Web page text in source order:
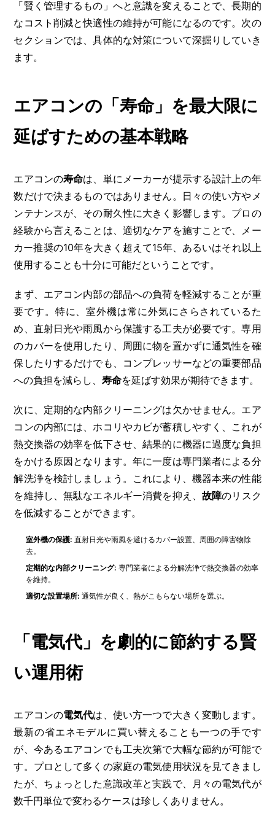
「賢く管理するもの」へと意識を変えることで、長期的
なコスト削減と快適性の維持が可能になるのです。次の
セクションでは、具体的な対策について深掘りしていき
ます。
エアコンの「寿命」を最大限に
延ばすための基本戦略
エアコンの寿命は、単にメーカーが提示する設計上の年
数だけで決まるものではありません。日々の使い方やメ
ンテナンスが、その耐久性に大きく影響します。プロの
経験から言えることは、適切なケアを施すことで、メー
カー推奨の10年を大きく超えて15年、あるいはそれ以上
使用することも十分に可能だということです。
まず、エアコン内部の部品への負荷を軽減することが重
要です。特に、室外機は常に外気にさらされているた
め、直射日光や雨風から保護する工夫が必要です。専用
のカバーを使用したり、周囲に物を置かずに通気性を確
保したりするだけでも、コンプレッサーなどの重要部品
への負担を減らし、寿命を延ばす効果が期待できます。
次に、定期的な内部クリーニングは欠かせません。エア
コンの内部には、ホコリやカビが蓄積しやすく、これが
熱交換器の効率を低下させ、結果的に機器に過度な負担
をかける原因となります。年に一度は専門業者による分
解洗浄を検討しましょう。これにより、機器本来の性能
を維持し、無駄なエネルギー消費を抑え、 故障のリスク
を低減することができます。
室外機の保護: 直射日光や雨風を避けるカバー設置、周囲の障害物除
去。
定期的な内部クリーニング: 専門業者による分解洗浄で熱交換器の効率
を維持。
適切な設置場所: 通気性が良く、熱がこもらない場所を選ぶ。
「電気代」を劇的に節約する賢
い運用術
エアコンの電気代は、使い方一つで大きく変動します。
最新の省エネモデルに買い替えることも一つの手です
が、今あるエアコンでも工夫次第で大幅な節約が可能で
す。プロとして多くの家庭の電気使用状況を見てきまし
たが、ちょっとした意識改革と実践で、月々の電気代が
数千円単位で変わるケースは珍しくありません。